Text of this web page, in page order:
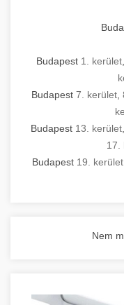
Budapest 1. kerület
Budapest 7. kerület,
Budapest 13. kerület
17.
Budapest 19. kerület
Nem